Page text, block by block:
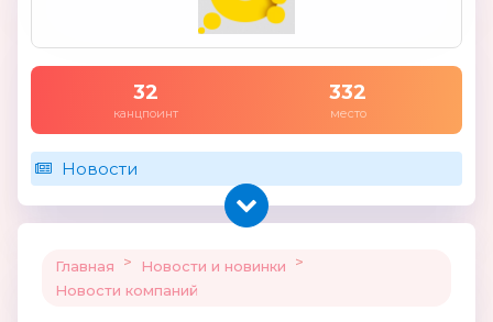
32
канцпоинт
332
место
Новости
Главная > Новости и новинки
>
Новости компаний